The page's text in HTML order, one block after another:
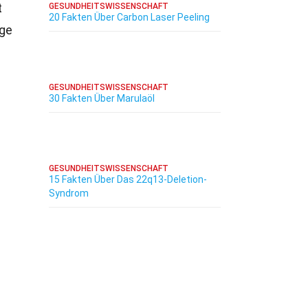
GESUNDHEITSWISSENSCHAFT
20 Fakten Über Carbon Laser Peeling
GESUNDHEITSWISSENSCHAFT
30 Fakten Über Marulaöl
GESUNDHEITSWISSENSCHAFT
15 Fakten Über Das 22q13-Deletion-
Syndrom